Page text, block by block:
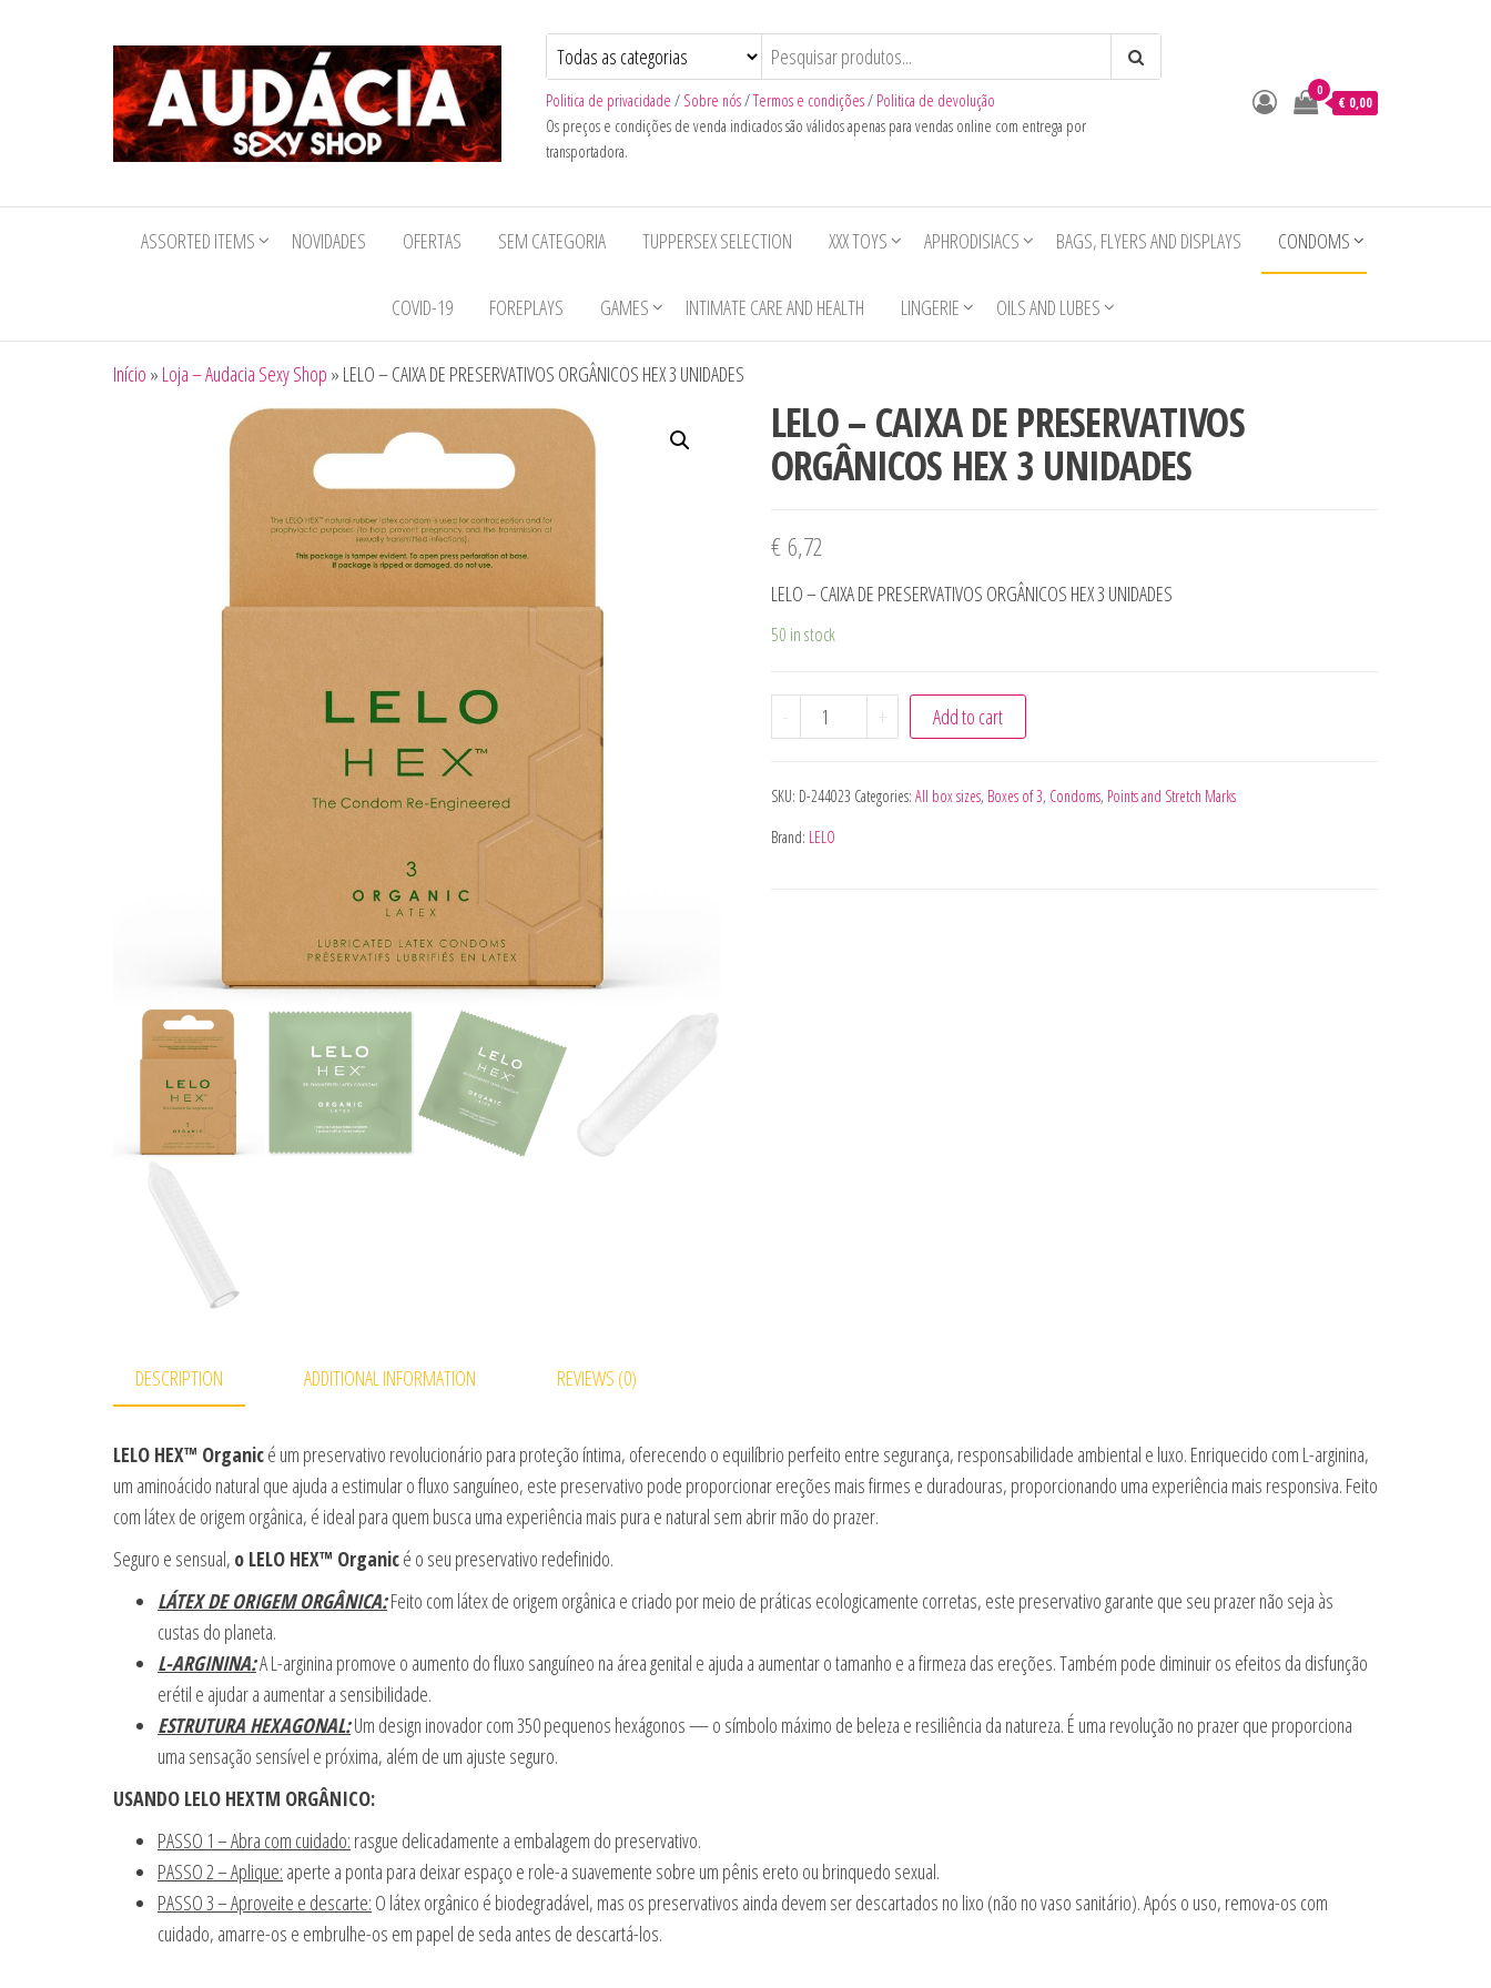
Sexy
Shop
Politica de privacidade / Sobre nós/Termos e condições/ Politica de devolução
Os preços e condições de venda indicados são válidos apenas para vendas online com entrega por
transportadora.
0
€ 0,00
ASSORTED ITEMS NOVIDADES OFERTAS SEM CATEGORIA TUPPERSEX SELECTION XXX TOYS APHRODISIACS BAGS, FLYERS AND DISPLAYS CONDOMS
COVID-19 FOREPLAYS GAMES INTIMATE CARE AND HEALTH LINGERIE OILS AND LUBES
Início » Loja – Audacia Sexy Shop » LELO – CAIXA DE PRESERVATIVOS ORGÂNICOS HEX 3 UNIDADES
LELO – CAIXA DE PRESERVATIVOS
ORGÂNICOS HEX 3 UNIDADES
€6,72
LELO – CAIXA DE PRESERVATIVOS ORGÂNICOS HEX 3 UNIDADES
50 in stock
- LELO - CAIXA DE PRESERVATIVOS ORGÂNICOS HEX 3 UNIDADES quantity
+ Add to cart
SKU: D-244023 Categories: All box sizes, Boxes of 3, Condoms, Points and Stretch Marks
Brand: LELO
DESCRIPTION ADDITIONAL INFORMATION REVIEWS (0)
LELO HEX™ Organicé um preservativo revolucionário para proteção íntima, oferecendo o equilíbrio perfeito entre segurança, responsabilidade ambiental e luxo. Enriquecido com L-arginina,
um aminoácido natural que ajuda a estimular o fluxo sanguíneo, este preservativo pode proporcionar ereções mais firmes e duradouras, proporcionando uma experiência mais responsiva. Feito
com látex de origem orgânica, é ideal para quem busca uma experiência mais pura e natural sem abrir mão do prazer.
Seguro e sensual, o LELO HEX™ Organicé o seu preservativo redefinido.
LÁTEX DE ORIGEM ORGÂNICA:Feito com látex de origem orgânica e criado por meio de práticas ecologicamente corretas, este preservativo garante que seu prazer não seja às
custas do planeta.
L-ARGININA:A L-arginina promove o aumento do fluxo sanguíneo na área genital e ajuda a aumentar o tamanho e a firmeza das ereções. Também pode diminuir os efeitos da disfunção
erétil e ajudar a aumentar a sensibilidade.
ESTRUTURA HEXAGONAL:Um design inovador com 350 pequenos hexágonos — o símbolo máximo de beleza e resiliência da natureza. É uma revolução no prazer que proporciona
uma sensação sensível e próxima, além de um ajuste seguro.
USANDO LELO HEXTM ORGÂNICO:
PASSO 1 – Abra com cuidado: rasgue delicadamente a embalagem do preservativo.
PASSO 2 – Aplique: aperte a ponta para deixar espaço e role-a suavemente sobre um pênis ereto ou brinquedo sexual.
PASSO 3 – Aproveite e descarte: O látex orgânico é biodegradável, mas os preservativos ainda devem ser descartados no lixo (não no vaso sanitário). Após o uso, remova-os com
cuidado, amarre-os e embrulhe-os em papel de seda antes de descartá-los.